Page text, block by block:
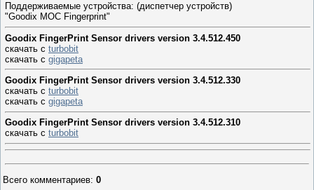
Поддерживаемые устройства: (диспетчер устройств)
"Goodix MOC Fingerprint"
Goodix FingerPrint Sensor drivers version 3.4.512.450
скачать с turbobit
скачать с gigapeta
Goodix FingerPrint Sensor drivers version 3.4.512.330
скачать с turbobit
скачать с gigapeta
Goodix FingerPrint Sensor drivers version 3.4.512.310
скачать с turbobit
Всего комментариев: 0